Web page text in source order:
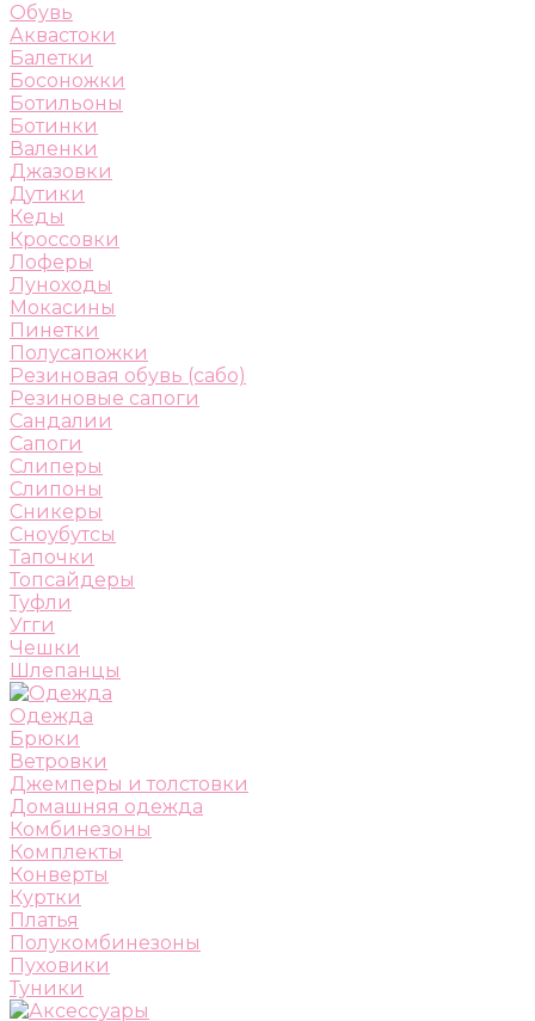
Обувь
Аквастоки
Балетки
Босоножки
Ботильоны
Ботинки
Валенки
Джазовки
Дутики
Кеды
Кроссовки
Лоферы
Луноходы
Мокасины
Пинетки
Полусапожки
Резиновая обувь (сабо)
Резиновые сапоги
Сандалии
Сапоги
Слиперы
Слипоны
Сникеры
Сноубутсы
Тапочки
Топсайдеры
Туфли
Угги
Чешки
Шлепанцы
Одежда
Брюки
Ветровки
Джемперы и толстовки
Домашняя одежда
Комбинезоны
Комплекты
Конверты
Куртки
Платья
Полукомбинезоны
Пуховики
Туники